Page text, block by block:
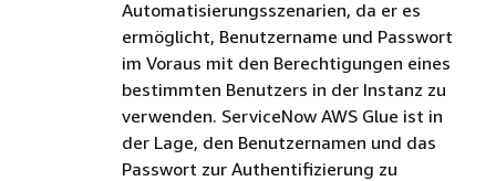
Automatisierungsszenarien, da er es
ermöglicht, Benutzername und Passwort
im Voraus mit den Berechtigungen eines
bestimmten Benutzers in der Instanz zu
verwenden. ServiceNow AWS Glue ist in
der Lage, den Benutzernamen und das
Passwort zur Authentifizierung zu